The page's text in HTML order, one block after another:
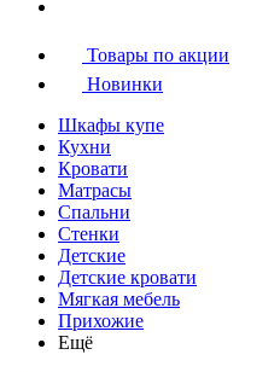
Товары по акции
Новинки
Шкафы купе
Кухни
Кровати
Матрасы
Cпальни
Стенки
Детские
Детские кровати
Мягкая мебель
Прихожие
Ещё